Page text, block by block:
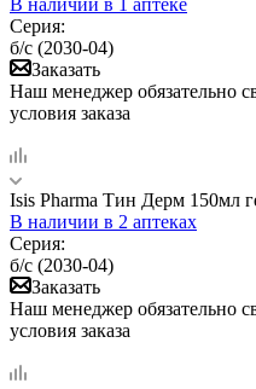
Серия:
б/с (2030-04)
Заказать
Наш менеджер обязательно
условия заказа
Isis Pharma Тин Дерм 150мл
В наличии в 2 аптеках
Серия:
б/с (2030-04)
Заказать
Наш менеджер обязательно
условия заказа